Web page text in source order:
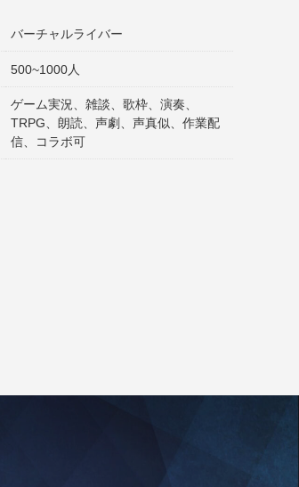
バーチャルライバー
500~1000人
ゲーム実況、雑談、歌枠、演奏、
TRPG、朗読、声劇、声真似、作業配
信、コラボ可